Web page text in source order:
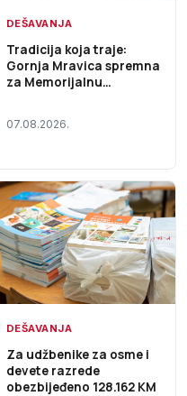
DEŠAVANJA
Tradicija koja traje:
Gornja Mravica spremna
za Memorijalnu
07.08.2026.
DEŠAVANJA
Za udžbenike za osme i
devete razrede
obezbijeđeno 128.162 KM